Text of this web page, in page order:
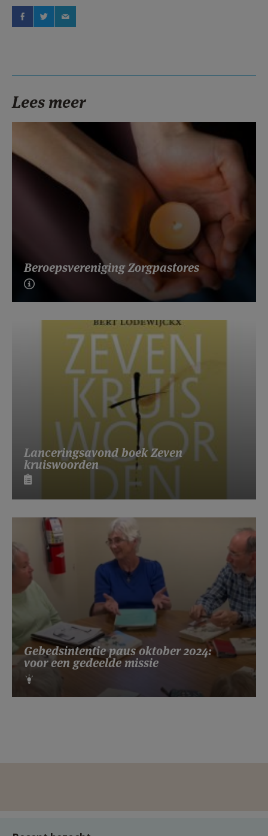
Lees meer
Beroepsvereniging Zorgpastores
Lanceringsavond boek Zeven
kruiswoorden
Gebedsintentie paus oktober 2024:
voor een gedeelde missie